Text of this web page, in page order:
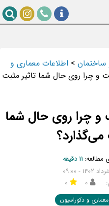
>اطلاعات معماری و
چرا روی حال شما تاثیر مثبت
چرا روی حال شما
مطالعه:۱۱ دقیقه
۰ ۰
و دکوراسیون